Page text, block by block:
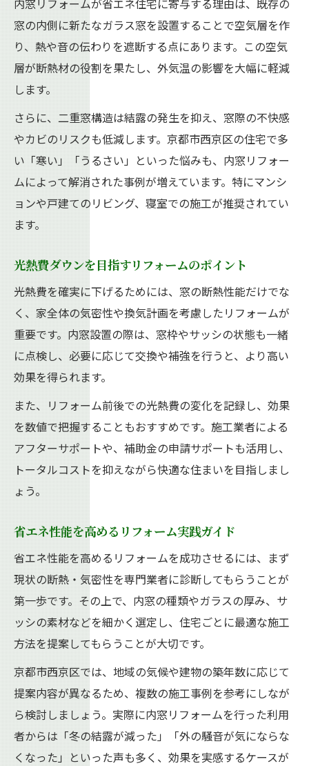
内窓リフォームが省エネ住宅に寄与する理由は、既存の
窓の内側に新たなガラス窓を設置することで空気層を作
り、熱や音の伝わりを遮断する点にあります。この空気
層が断熱材の役割を果たし、外気温の影響を大幅に軽減
します。
さらに、二重窓構造は結露の発生を抑え、窓際の不快感
やカビのリスクも低減します。京都市西京区の住宅で多
い「寒い」「うるさい」といった悩みも、内窓リフォー
ムによって解消された事例が増えています。特にマンシ
ョンや戸建てのリビング、寝室での施工が推奨されてい
ます。
光熱費ダウンを目指すリフォームのポイント
光熱費を確実に下げるためには、窓の断熱性能だけでな
く、家全体の気密性や換気計画を考慮したリフォームが
重要です。内窓設置の際は、窓枠やサッシの状態も一緒
に点検し、必要に応じて交換や補強を行うと、より高い
効果を得られます。
また、リフォーム前後での光熱費の変化を記録し、効果
を数値で把握することもおすすめです。施工業者による
アフターサポートや、補助金の申請サポートも活用し、
トータルコストを抑えながら快適な住まいを目指しまし
ょう。
省エネ性能を高めるリフォーム実践ガイド
省エネ性能を高めるリフォームを成功させるには、まず
現状の断熱・気密性を専門業者に診断してもらうことが
第一歩です。その上で、内窓の種類やガラスの厚み、サ
ッシの素材などを細かく選定し、住宅ごとに最適な施工
方法を提案してもらうことが大切です。
京都市西京区では、地域の気候や建物の築年数に応じて
提案内容が異なるため、複数の施工事例を参考にしなが
ら検討しましょう。実際に内窓リフォームを行った利用
者からは「冬の結露が減った」「外の騒音が気にならな
くなった」といった声も多く、効果を実感するケースが